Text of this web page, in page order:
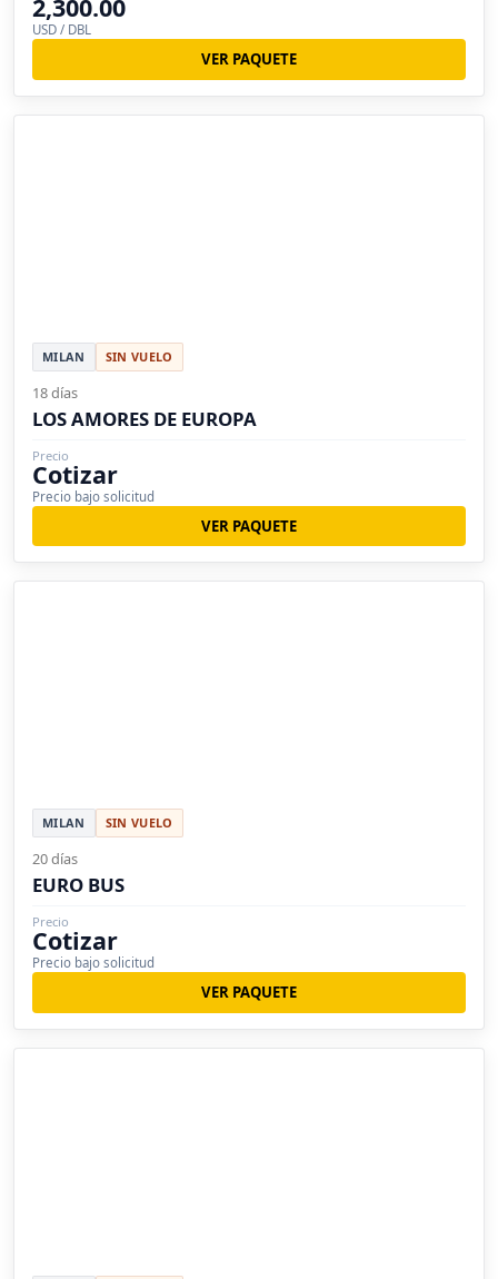
2,300.00
USD / DBL
VER PAQUETE
MILAN SIN VUELO
18 días
LOS AMORES DE EUROPA
Precio
Cotizar
Precio bajo solicitud
VER PAQUETE
MILAN SIN VUELO
20 días
EURO BUS
Precio
Cotizar
Precio bajo solicitud
VER PAQUETE